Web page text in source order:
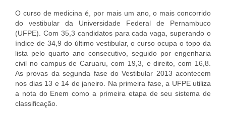
O curso de medicina é, por mais um ano, o mais concorrido
do vestibular da Universidade Federal de Pernambuco
(UFPE). Com 35,3 candidatos para cada vaga, superando o
índice de 34,9 do último vestibular, o curso ocupa o topo da
lista pelo quarto ano consecutivo, seguido por engenharia
civil no campus de Caruaru, com 19,3, e direito, com 16,8.
As provas da segunda fase do Vestibular 2013 acontecem
nos dias 13 e 14 de janeiro. Na primeira fase, a UFPE utiliza
a nota do Enem como a primeira etapa de seu sistema de
classificação.